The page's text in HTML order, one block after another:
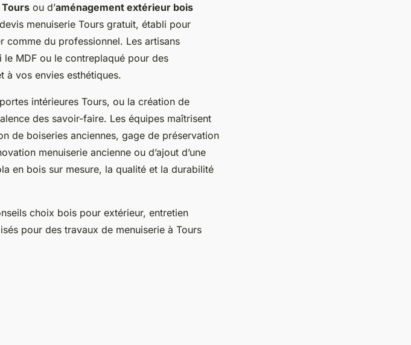
ou d’aménagement extérieur bois
menuiserie Tours gratuit, établi pour
comme du professionnel. Les artisans
MDF ou le contreplaqué pour des
à vos envies esthétiques.
intérieures Tours, ou la création de
des savoir-faire. Les équipes maîtrisent
de boiseries anciennes, gage de préservation
menuiserie ancienne ou d’ajout d’une
en bois sur mesure, la qualité et la durabilité
choix bois pour extérieur, entretien
pour des travaux de menuiserie à Tours